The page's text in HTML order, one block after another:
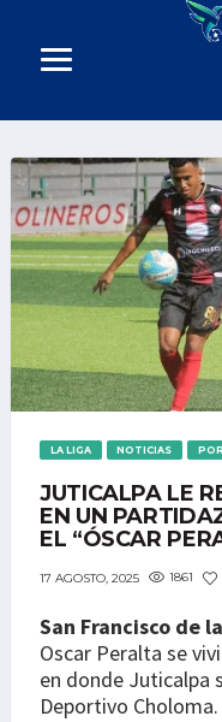
LA LIGA NOTICIAS
JUTICALPA LE
EN UN
EL “ÓSCAR
17 AGOSTO, 2025 1861
San Francisco de
Oscar Peralta se
en donde Juticalpa
Deportivo Choloma.